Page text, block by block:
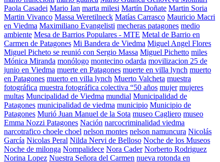
Paola Casadei Mario Ian marta milesi Martín Doñate Martin Soria
Martin Vivanco Massa Weretilneck Matías Carrasco Mauricio Macri
en Viedma Maximiliano Evangelisti mecheras patagones medio
ambiente Mesa de Barrios Populares - MTE Metal de Barrio en
Carmen de Patagones Mi Bandera de Viedma Miguel Angel Flores
Miguel Picheto se reunió con Sergio Massa Miguel Pichetto miles
Mónica Miranda monólogo montecino odarda movilizacion 25 de
junio en Viedma muerte en Patagones muerte en villa lynch muerto
en Patagones muerto en villa lynch Muerto Valcheta muestra
fotográfica muestra fotográfica colectiva “50 años mujer mujeres
multas Muncipalidad de Viedma mundial Municipalidad de
Patagones municipalidad de viedma municipio Municipio de
Patagones Murió Juan Manuel de la Sota museo Cagliero museo
Emma Nozzi Patagones Nación narcocriminalidad viedma
narcotrafico choele choel nelson montes nelson namuncura Nicolás
García Nicolas Peral Nilda Nervi de Belloso Noche de los Museos
Noche de milonga Nompalidece Nora Cader Norberto Rodriguez
Norina Lopez Nuestra Señora del Carmen nueva rotonda en